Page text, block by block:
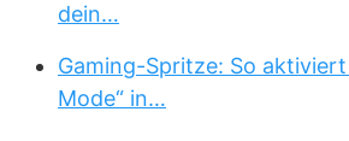
dein…
Gaming-Spritze: So
Mode“ in…